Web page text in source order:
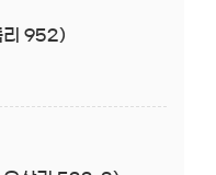
리 952)